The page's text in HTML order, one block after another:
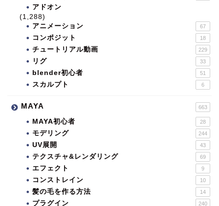
アドオン
(1,288)
アニメーション
67
コンポジット 18
チュートリアル動画 229
リグ 33
blender初心者 51
スカルプト 6
MAYA 663
MAYA初心者 28
モデリング 244
UV展開 43
テクスチャ&レンダリング 69
エフェクト 9
コンストレイン 10
髪の毛を作る方法 14
プラグイン 240